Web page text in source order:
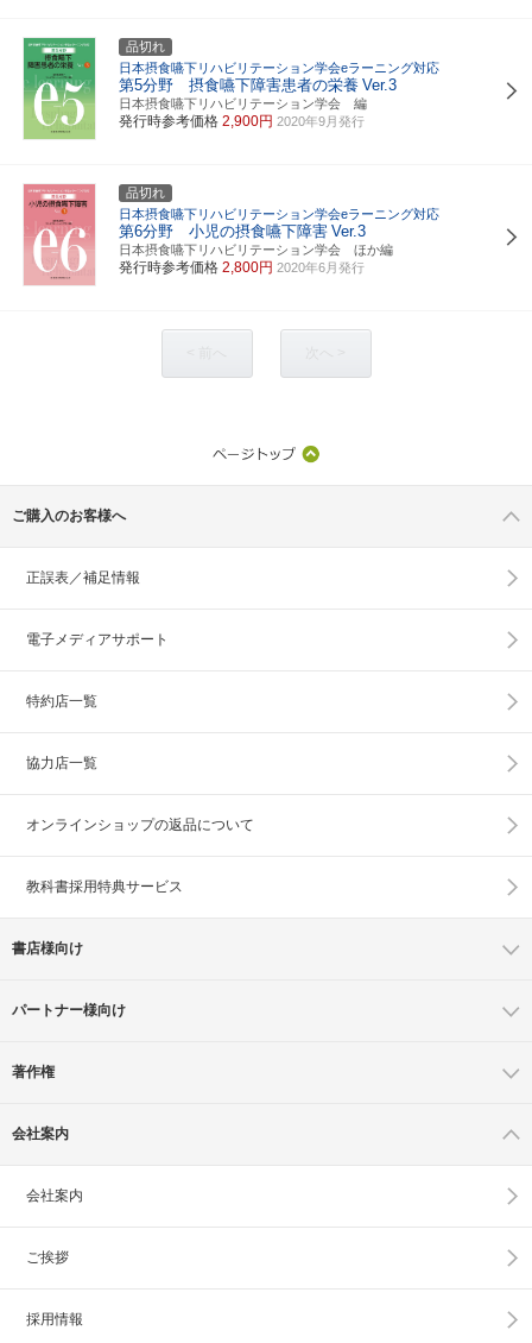
品切れ
日本摂食嚥下リハビリテーション学会eラーニング対応
第5分野 摂食嚥下障害患者の栄養 Ver.3
日本摂食嚥下リハビリテーション学会 編
発行時参考価格 2,900円 2020年9月発行
品切れ
日本摂食嚥下リハビリテーション学会eラーニング対応
第6分野 小児の摂食嚥下障害 Ver.3
日本摂食嚥下リハビリテーション学会 ほか編
発行時参考価格 2,800円 2020年6月発行
ご購入のお客様へ
正誤表／補足情報
電子メディアサポート
特約店一覧
協力店一覧
オンラインショップの返品について
教科書採用特典サービス
書店様向け
パートナー様向け
著作権
会社案内
会社案内
ご挨拶
採用情報